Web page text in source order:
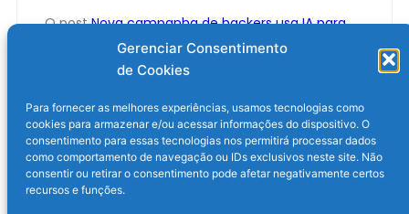
Gerenciar Consentimento
de Cookies
Para fornecer as melhores experiências, usamos tecnologias como
cookies para armazenar e/ou acessar informações do dispositivo. O
consentimento para essas tecnologias nos permitirá processar dados
como comportamento de navegação ou IDs exclusivos neste site. Não
consentir ou retirar o consentimento pode afetar negativamente certos
recursos e funções.
O postNova campanha de hackers usa IA para
atacar setor de defesa russoapareceu primeiro
Olhar Digital